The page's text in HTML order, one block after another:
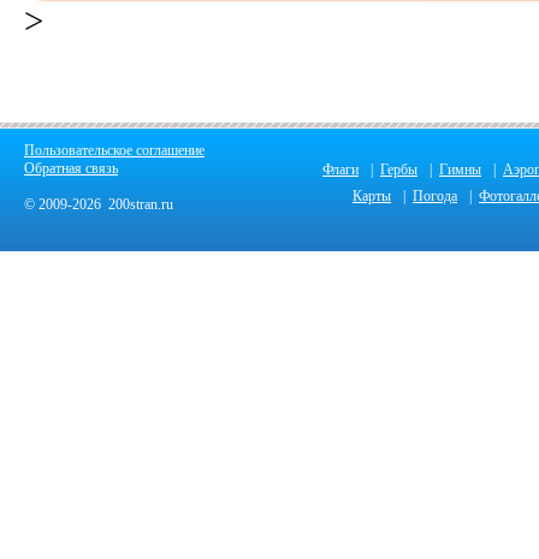
>
Пользовательское соглашение
Обратная связь
© 2009-2026 200stran.ru
Флаги Гербы Гимны
Карты
Погода